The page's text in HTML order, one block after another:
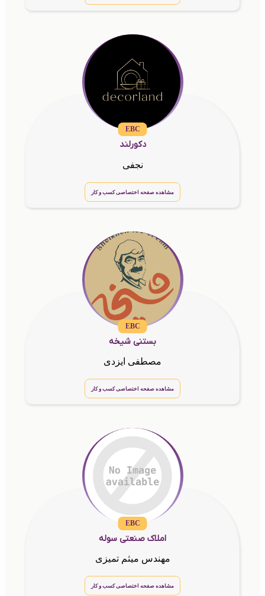
EBC
دکورلند
نجفی
مشاهده صفحه اختصاصی کسب و کار
EBC
بستنی شیخه
مصطفی ایزدی
مشاهده صفحه اختصاصی کسب و کار
EBC
املاک صنعتی سوله
مهندس میثم تمیزی
مشاهده صفحه اختصاصی کسب و کار